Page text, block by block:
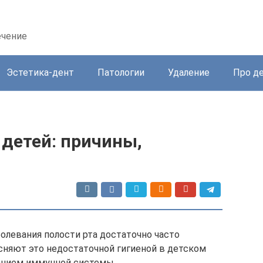
Эстетика-дент Патологии Удаление Про
причины,
полости рта достаточно часто
это недостаточной гигиеной в детском